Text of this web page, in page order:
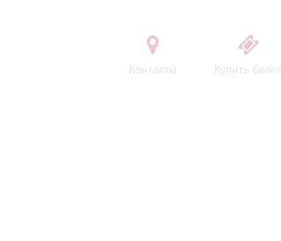
Контакты Купить билет